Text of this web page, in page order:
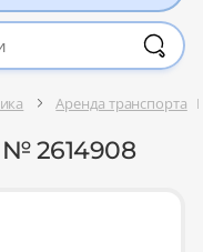
Аренда транспорта
2614908